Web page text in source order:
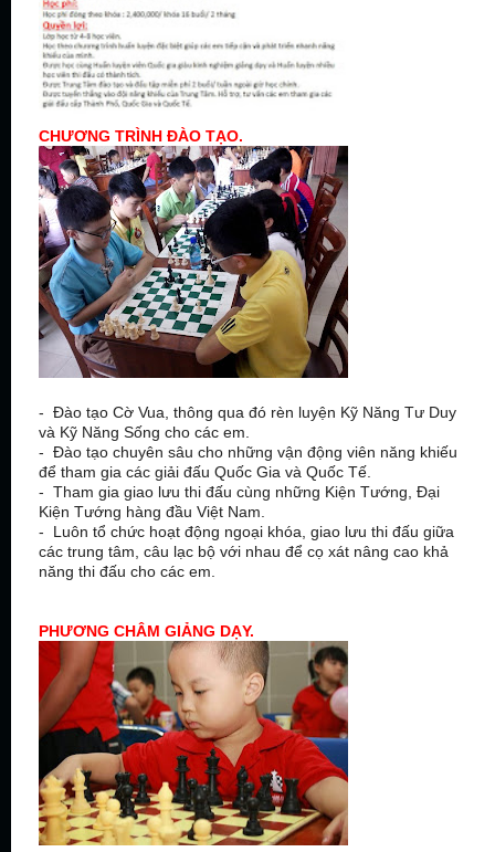
CHƯƠNG TRÌNH ĐÀO TẠO.
- Đào tạo Cờ Vua, thông qua đó rèn luyện Kỹ Năng Tư Duy
và Kỹ Năng Sống cho các em.
- Đào tạo chuyên sâu cho những vận động viên năng khiếu
để tham gia các giải đấu Quốc Gia và Quốc Tế.
- Tham gia giao lưu thi đấu cùng những Kiện Tướng, Đại
Kiện Tướng hàng đầu Việt Nam.
- Luôn tổ chức hoạt động ngoại khóa, giao lưu thi đấu giữa
các trung tâm, câu lạc bộ với nhau để cọ xát nâng cao khả
năng thi đấu cho các em.
PHƯƠNG CHÂM GIẢNG DẠY.